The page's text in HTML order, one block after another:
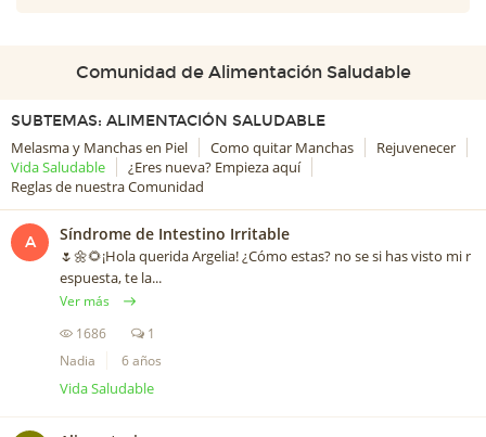
Comunidad de Alimentación Saludable
SUBTEMAS: ALIMENTACIÓN SALUDABLE
Melasma y Manchas en Piel Como quitar Manchas
Rejuvenecer
Vida Saludable
¿Eres nueva? Empieza aquí
Reglas de nuestra Comunidad
A Síndrome de Intestino Irritable
🌷🌼🌻¡Hola querida Argelia! ¿Cómo estas? no se si has visto mi r
espuesta, te la...
Ver más
1686
1
Nadia
6 años
Vida Saludable